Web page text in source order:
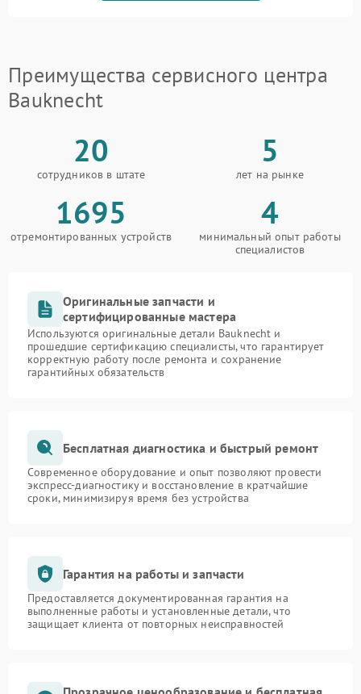
Преимущества сервисного центра
Bauknecht
20
сотрудников в штате
5
лет на рынке
1695
отремонтированных устройств
4
минимальный опыт работы
специалистов
Оригинальные запчасти и
сертифицированные мастера
Используются оригинальные детали Bauknecht и
прошедшие сертификацию специалисты, что гарантирует
корректную работу после ремонта и сохранение
гарантийных обязательств
Бесплатная диагностика и быстрый ремонт
Современное оборудование и опыт позволяют провести
экспресс-диагностику и восстановление в кратчайшие
сроки, минимизируя время без устройства
Гарантия на работы и запчасти
Предоставляется документированная гарантия на
выполненные работы и установленные детали, что
защищает клиента от повторных неисправностей